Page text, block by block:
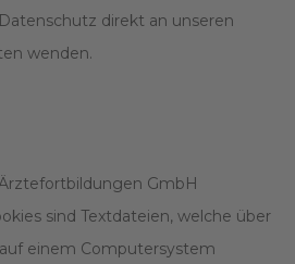
direkt an unseren
wenden.
GmbH
sind Textdateien, welche über
einem Computersystem